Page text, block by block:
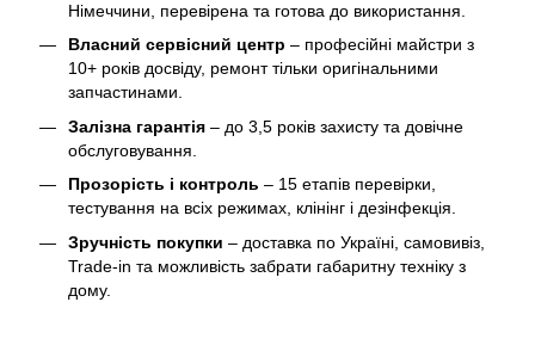
Німеччини, перевірена та готова до використання.
Власний сервісний центр – професійні майстри з
10+ років досвіду, ремонт тільки оригінальними
запчастинами.
Залізна гарантія – до 3,5 років захисту та довічне
обслуговування.
Прозорість і контроль – 15 етапів перевірки,
тестування на всіх режимах, клінінг і дезінфекція.
Зручність покупки – доставка по Україні, самовивіз,
Trade-in та можливість забрати габаритну техніку з
дому.